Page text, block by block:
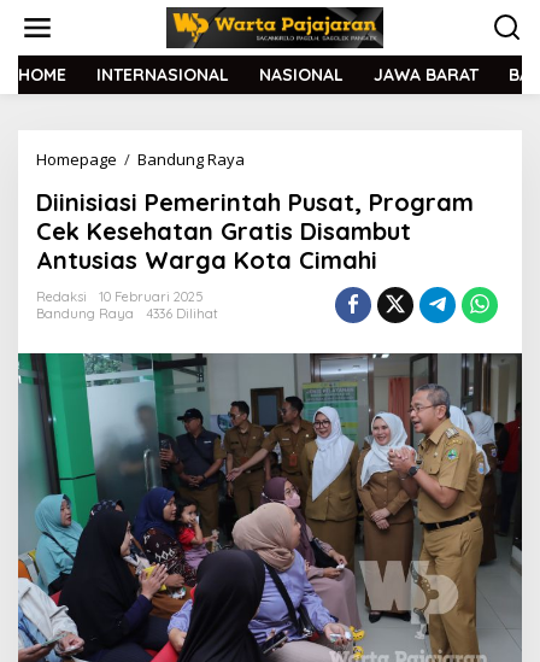
t
HOME INTERNASIONAL NASIONAL JAWA BARAT
Homepage / Bandung Raya
i
n
s
i
e
m
e
r
n
t
a
u
s
Diinisiasi Pemerintah Pusat, Program
Cek Kesehatan Gratis Disambut
Antusias Warga Kota Cimahi
Redaksi
10 Februari 2025
Bandung Raya
4336 Dilihat